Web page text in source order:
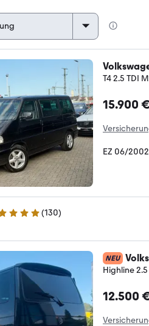
T4 2.5 TDI
15.900
EZ 06/2002
(130)
NEU
Highline 2.5
12.500